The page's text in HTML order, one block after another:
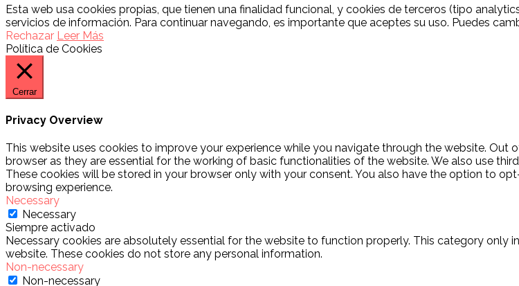
Esta web usa cookies propias, que tienen una finalidad funcional, y cookies de terceros (tipo
servicios de información. Para continuar navegando, es importante que aceptes su uso. Puedes
Rechazar Leer Más
Política de Cookies
Cerrar
Privacy Overview
This website uses cookies to improve your experience while you navigate through the website.
browser as they are essential for the working of basic functionalities of the website. We also use
These cookies will be stored in your browser only with your consent. You also have the option to
browsing experience.
Necessary
Necessary
Siempre activado
Necessary cookies are absolutely essential for the website to function properly. This category
website. These cookies do not store any personal information.
Non-necessary
Non-necessary